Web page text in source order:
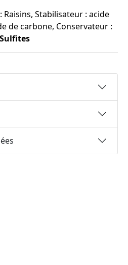
Stabilisateur : acide
de carbone, Conservateur :
Sulfites